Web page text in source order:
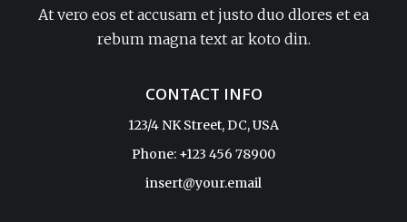
At vero eos et accusam et justo duo dlores et ea
rebum magna text ar koto din.
CONTACT INFO
123/4 NK Street, DC, USA
Phone: +123 456 78900
insert@your.email